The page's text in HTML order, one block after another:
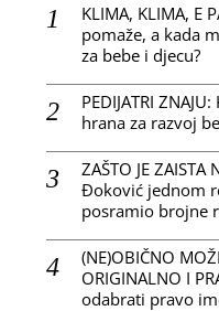
KLIMA, KLIMA, E
pomaže, a kada
za bebe i djecu?
PEDIJATRI
hrana za razvoj
ZAŠTO JE ZAISTA
Đoković jednom
posramio brojne
(NE)OBIČNO
ORIGINALNO I
odabrati pravo